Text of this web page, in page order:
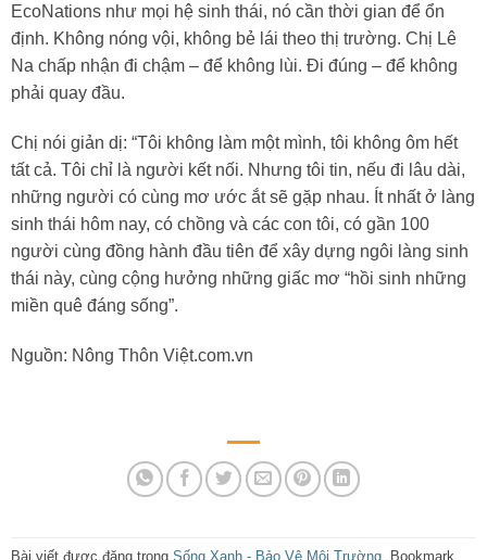
EcoNations như mọi hệ sinh thái, nó cần thời gian để ổn
định. Không nóng vội, không bẻ lái theo thị trường. Chị Lê
Na chấp nhận đi chậm – để không lùi. Đi đúng – để không
phải quay đầu.
Chị nói giản dị: “Tôi không làm một mình, tôi không ôm hết
tất cả. Tôi chỉ là người kết nối. Nhưng tôi tin, nếu đi lâu dài,
những người có cùng mơ ước ắt sẽ gặp nhau. Ít nhất ở làng
sinh thái hôm nay, có chồng và các con tôi, có gần 100
người cùng đồng hành đầu tiên để xây dựng ngôi làng sinh
thái này, cùng cộng hưởng những giấc mơ “hồi sinh những
miền quê đáng sống”.
Nguồn: Nông Thôn Việt.com.vn
Bài viết được đăng trong Sống Xanh - Bảo Vệ Môi Trường . Bookmark